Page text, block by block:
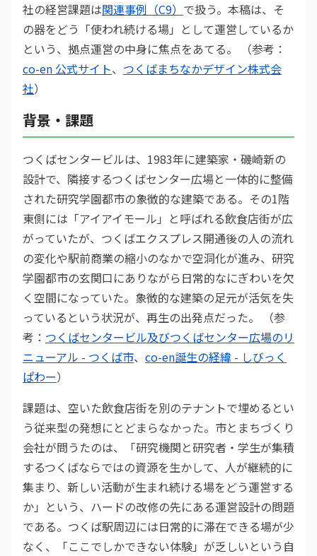
社の経営課題は関連事例（C9） で扱う。本稿は、そ
の器をどう「使われ続ける場」として運営しているか
という、拠点運営の中身に焦点をあてる。 （参考：
co-en 公式サイト、 つくばまちなかデザイン株式会
社）
背景・課題
つくばセンタービルは、1983年に建築家・磯崎新の
設計で、隣接するつくばセンター広場と一体的に整備
された研究学園都市の象徴的な建築である。その1階
東側には「アイアイモール」と呼ばれる飲食店街が広
がっていたが、つくばエクスプレス開通後の人の流れ
の変化や駅前商業の縮小のなかで空洞化が進み、研究
学園都市の玄関口にありながら日常的なにぎわいを欠
く空間になっていた。象徴的な建築の足元が活気を失
っているという状況が、再生の出発点だった。 （参
考： つくばセンタービル及びつくばセンター広場のリ
ニューアル - つくば市、 co-en誕生の経緯 - しびっく
ぱわー）
課題は、空いた飲食店街を別のテナントで埋めるとい
う従来型の発想にとどまらなかった。市とまちづくり
会社が問うたのは、「研究機関と研究者・学生が集積
するつくばならではの資源を生かして、人が継続的に
集まり、新しい活動が生まれ続ける場をどう運営する
か」という、ハードの改修の先にある運営設計の問題
である。つくば駅周辺には日常的に滞在できる場が少
なく、「ここでしかできない体験」が乏しいという自